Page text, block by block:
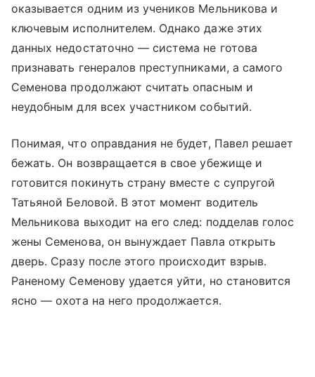
оказывается одним из учеников Мельникова и
ключевым исполнителем. Однако даже этих
данных недостаточно — система не готова
признавать генералов преступниками, а самого
Семенова продолжают считать опасным и
неудобным для всех участником событий.
Понимая, что оправдания не будет, Павел решает
бежать. Он возвращается в свое убежище и
готовится покинуть страну вместе с супругой
Татьяной Беловой. В этот момент водитель
Мельникова выходит на его след: подделав голос
жены Семенова, он вынуждает Павла открыть
дверь. Сразу после этого происходит взрыв.
Раненому Семенову удается уйти, но становится
ясно — охота на него продолжается.